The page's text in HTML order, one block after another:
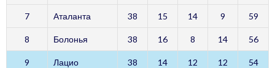
7 Аталанта 38 15 14 9 59
8 Болонья 38 16 8 14 56
9 Лацио 38 14 12 12 54